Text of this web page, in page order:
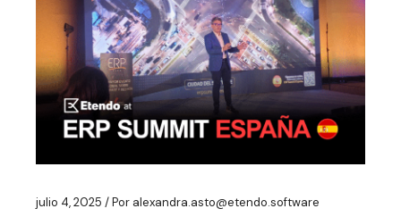
julio 4, 2025 Por alexandra.asto@etendo.software